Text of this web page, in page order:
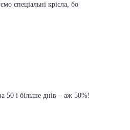
спеціальні крісла, бо
50 і більше днів – аж 50%!